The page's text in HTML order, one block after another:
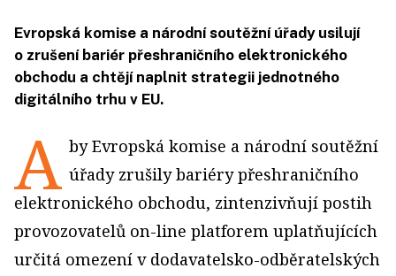
Evropská komise a národní soutěžní úřady usilují
o zrušení bariér přeshraničního elektronického
obchodu a chtějí naplnit strategii jednotného
digitálního trhu v EU.
A by Evropská komise a národní soutěžní
úřady zrušily bariéry přeshra­ničního
elektronického obchodu, zintenzivňují postih
provozovatelů on-line platforem uplatňujících
určitá omezení v dodavatelsko-odběratelských